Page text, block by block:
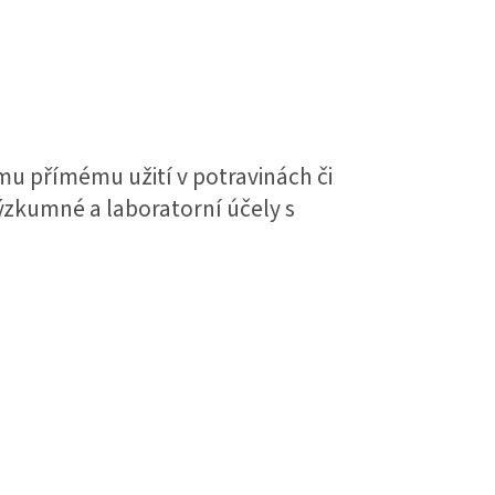
přímému užití v potravinách či
a laboratorní účely s